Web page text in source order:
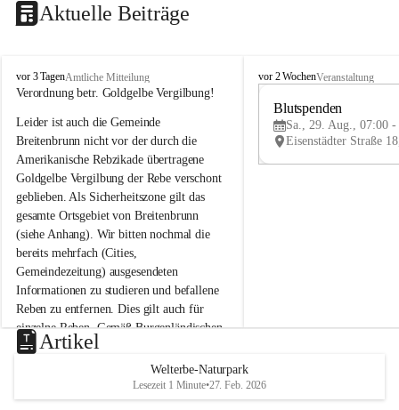
Aktuelle Beiträge
B
r
i
t
e
n
b
r
u
n
n
a
m
N
e
u
s
d
vor 3 TagenAmtliche Mitteilung
Verordnung betr. Goldgelbe Vergilbung!
Leider ist auch die Gemeinde
Breitenbrunn nicht vor der durch die
Amerikanische Rebzikade übertragene
Goldgelbe Vergilbung der Rebe verschont
geblieben. Als Sicherheitszone gilt das
gesamte Ortsgebiet von Breitenbrunn
(siehe Anhang). Wir bitten nochmal die
bereits mehrfach (Cities,
Gemeindezeitung) ausgesendeten
Informationen zu studieren und befallene
Reben zu entfernen. Dies gilt auch für
einzelne Reben. Gemäß Burgenländischen
Weinbaugesetz sind nicht gepflegte oder
unzulässige Weingärten zu roden! Bitte
helfen wir zusammen um unsere Winzer
vor den prognostizierten Ernteausfällen
B
e
u
e
d
vor 2 WochenVeranstaltung
Blutspenden
Sa., 29. Aug., 07:00 -
Artikel
Welterbe-Naturpark
Lesezeit 1 Minute•27. Feb. 2026